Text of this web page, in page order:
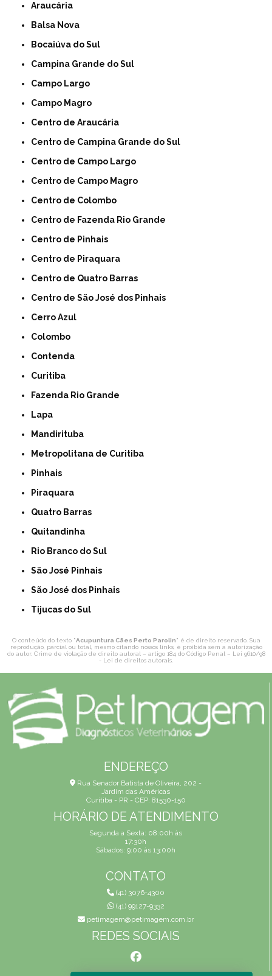
Araucária
Balsa Nova
Bocaiúva do Sul
Campina Grande do Sul
Campo Largo
Campo Magro
Centro de Araucária
Centro de Campina Grande do Sul
Centro de Campo Largo
Centro de Campo Magro
Centro de Colombo
Centro de Fazenda Rio Grande
Centro de Pinhais
Centro de Piraquara
Centro de Quatro Barras
Centro de São José dos Pinhais
Cerro Azul
Colombo
Contenda
Curitiba
Fazenda Rio Grande
Lapa
Mandirituba
Metropolitana de Curitiba
Pinhais
Piraquara
Quatro Barras
Quitandinha
Rio Branco do Sul
São José Pinhais
São José dos Pinhais
Tijucas do Sul
O conteúdo do texto "Acupuntura Cães Perto Parolin" é de direito reservado. Sua
reprodução, parcial ou total, mesmo citando nossos links, é proibida sem a autorização
do autor. Crime de violação de direito autoral – artigo 184 do Código Penal – Lei 9610/98
- Lei de direitos autorais
ENDEREÇO
Rua Senador Batista de Oliveira, 202 -
Jardim das Américas
Curitiba - PR - CEP: 81530-150
HORÁRIO DE ATENDIMENTO
Segunda a Sexta: 08:00h às
17:30h
Sábados: 9:00 às 13:00h
CONTATO
(41) 3076-4300
(41) 99127-9332
petimagem@petimagem.com.br
REDES SOCIAIS